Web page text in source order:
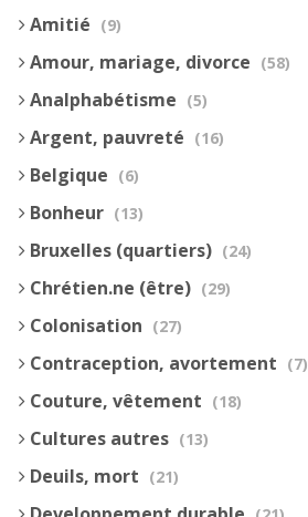
Amitié (9)
Amour, mariage, divorce (58)
Analphabétisme (5)
Argent, pauvreté (16)
Belgique (6)
Bonheur (13)
Bruxelles (quartiers) (24)
Chrétien.ne (être) (29)
Colonisation (27)
Contraception, avortement (7)
Couture, vêtement (18)
Cultures autres (13)
Deuils, mort (21)